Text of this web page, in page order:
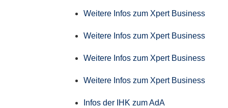
Weitere Infos zum Xpert Business
Weitere Infos zum Xpert Business
Weitere Infos zum Xpert Business
Weitere Infos zum Xpert Business
Infos der IHK zum AdA